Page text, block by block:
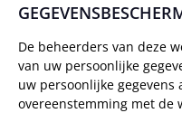
De beheerders van deze
van uw persoonlijke
uw persoonlijke
overeenstemming met de